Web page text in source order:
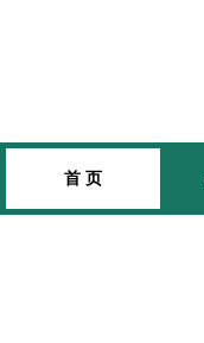
首 页